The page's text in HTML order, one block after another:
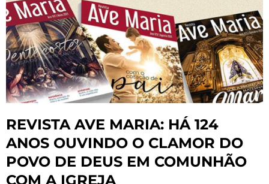
REVISTA AVE MARIA: HÁ 124
ANOS OUVINDO O CLAMOR DO
POVO DE DEUS EM COMUNHÃO
COM A IGREJA